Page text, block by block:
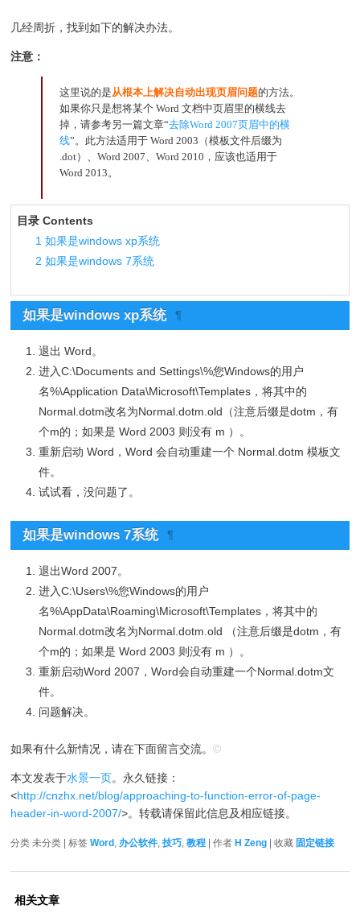
几经周折，找到如下的解决办法。
注意：
这里说的是从根本上解决自动出现页眉问题的方法。
如果你只是想将某个 Word 文档中页眉里的横线去
掉，请参考另一篇文章“去除Word 2007页眉中的横
线”。此方法适用于 Word 2003（模板文件后缀为
.dot）、Word 2007、Word 2010，应该也适用于
Word 2013。
目录 Contents
1 如果是windows xp系统
2 如果是windows 7系统
如果是windows xp系统 ¶
退出 Word。
进入C:\Documents and Settings\%您Windows的用户
名%\Application Data\Microsoft\Templates，将其中的
Normal.dotm改名为Normal.dotm.old（注意后缀是dotm，有
个m的；如果是 Word 2003 则没有 m ）。
重新启动 Word，Word 会自动重建一个 Normal.dotm 模板文
件。
试试看，没问题了。
如果是windows 7系统 ¶
退出Word 2007。
进入C:\Users\%您Windows的用户
名%\AppData\Roaming\Microsoft\Templates，将其中的
Normal.dotm改名为Normal.dotm.old （注意后缀是dotm，有
个m的；如果是 Word 2003 则没有 m ）。
重新启动Word 2007，Word会自动重建一个Normal.dotm文
件。
问题解决。
如果有什么新情况，请在下面留言交流。©
本文发表于水景一页。永久链接：
<http://cnzhx.net/blog/approaching-to-function-error-of-page-
header-in-word-2007/>。转载请保留此信息及相应链接。
分类 未分类 | 标签Word , 办公软件,技巧,教程 | 作者 H Zeng | 收藏 固定链接
相关文章